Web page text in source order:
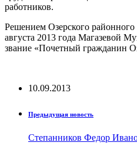
работников.
Решением Озерского
августа 2013 года Магазевой
звание «Почетный гражданин
10.09.2013
Предыдущая новость
Степанников Федор